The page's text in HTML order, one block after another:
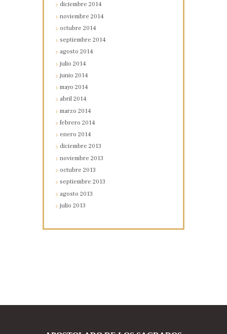
diciembre2014
noviembre2014
octubre2014
septiembre2014
agosto2014
julio2014
junio2014
mayo2014
abril2014
marzo2014
febrero2014
enero2014
diciembre2013
noviembre2013
octubre2013
septiembre2013
agosto2013
julio2013